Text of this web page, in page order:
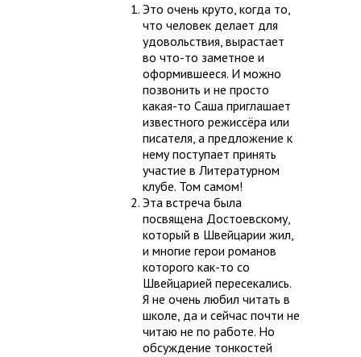
Это очень круто, когда то,
что человек делает для
удовольствия, вырастает
во что-то заметное и
оформившееся. И можно
позвонить и не просто
какая-то Саша приглашает
известного режиссёра или
писателя, а предложение к
нему поступает принять
участие в Литературном
клубе. Том самом!
Эта встреча была
посвящена Достоевскому,
который в Швейцарии жил,
и многие герои романов
которого как-то со
Швейцарией пересекались.
Я не очень любил читать в
школе, да и сейчас почти не
читаю не по работе. Но
обсуждение тонкостей